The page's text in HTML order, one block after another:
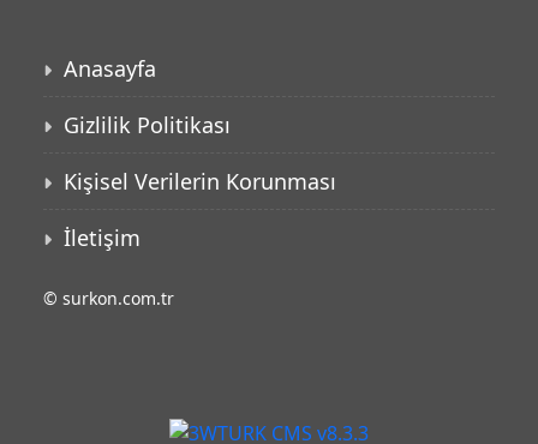
Anasayfa
Gizlilik Politikası
Kişisel Verilerin Korunması
İletişim
© surkon.com.tr